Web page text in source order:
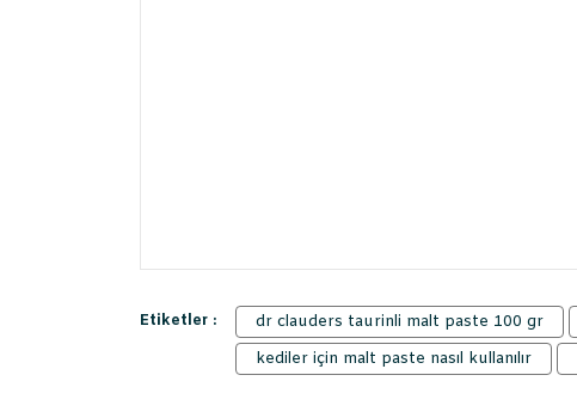
Etiketler : dr clauders taurinli malt paste 100 gr
kediler için malt paste nasıl kullanılır